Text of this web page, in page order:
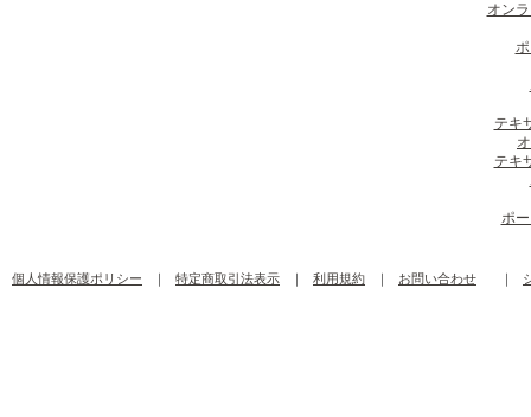
オン
テキ
テキ
ポ
個人情報保護ポリシー ｜ 特定商取引法表示 ｜ 利用規約 ｜ お問い合わせ ｜